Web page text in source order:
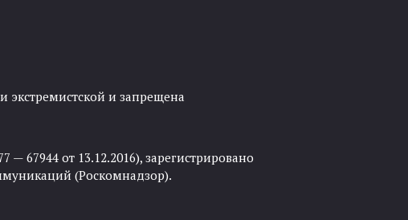
экстремистской и запрещена
67944 от 13.12.2016), зарегистрировано
(Роскомнадзор).